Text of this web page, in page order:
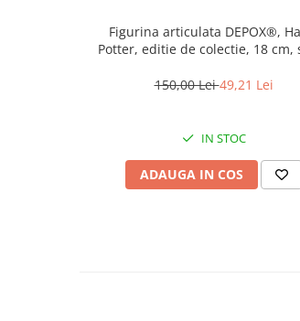
INSTRUMENTE MUZICALE
Accesorii chitara
Figurina articulata DEPOX®,
Potter, editie de colectie, 18 cm,
150,00 Lei49,21 Lei
IN STOC
ADAUGA IN COS